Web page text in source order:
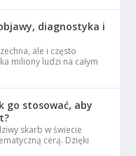
diagnostyka i
ale i często
miliony ludzi na całym
go stosować, aby
skarb w świecie
cerą. Dzięki